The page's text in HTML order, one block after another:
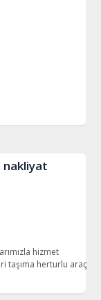
nakliyat
hizmet
taşıma herturlu araç